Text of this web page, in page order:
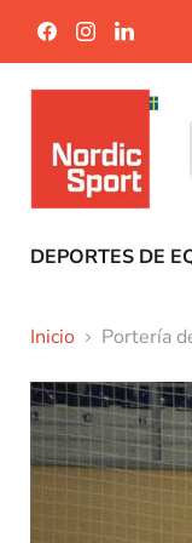
Encuéntrenos
en
Facebook
en
Instagram
DEPORTES DE
Inicio Portería